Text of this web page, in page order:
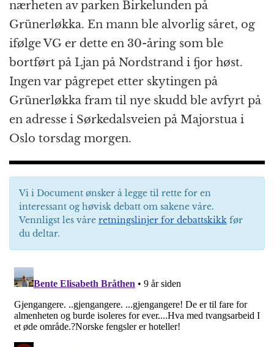
nærheten av parken Birkelunden på
Grünerløkka. En mann ble alvorlig såret, og
ifølge VG er dette en 30-åring som ble
bortført på Ljan på Nordstrand i fjor høst.
Ingen var pågrepet etter skytingen på
Grünerløkka fram til nye skudd ble avfyrt på
en adresse i Sørkedalsveien på Majorstua i
Oslo torsdag morgen.
Vi i Document ønsker å legge til rette for en
interessant og høvisk debatt om sakene våre.
Vennligst les våre retningslinjer for debattskikk før
du deltar.